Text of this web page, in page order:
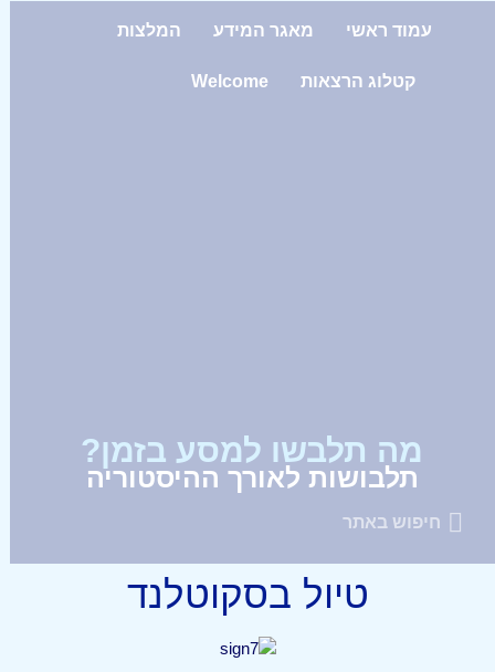
עמוד ראשי מאגר המידע המלצות
קטלוג הרצאות Welcome
מה תלבשו למסע בזמן?
תלבושות לאורך ההיסטוריה
טיול בסקוטלנד